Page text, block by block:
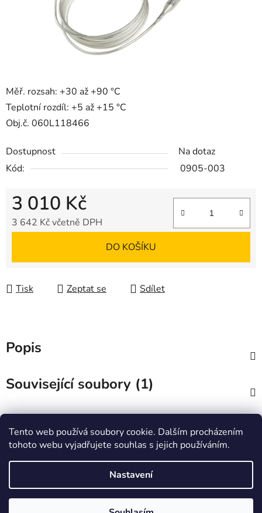
Tento web používá soubory cookie. Dalším procházením
tohoto webu vyjadřujete souhlas s jejich používáním.
Nastavení
Měř. rozsah: +30 až +90 °C
Teplotní rozdíl: +5 až +15 °C
Obj.č. 060L118466
Dostupnost
Na dotaz
Kód:
0905-003
3 010 Kč
3 642 Kč včetně DPH
DO KOŠÍKU
Tisk Zeptat se Sdílet
Popis
Související soubory (1)
Heureka.cz